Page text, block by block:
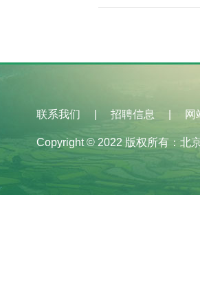
联系我们 招聘信息 网
Copyright © 2022 版权所有：北